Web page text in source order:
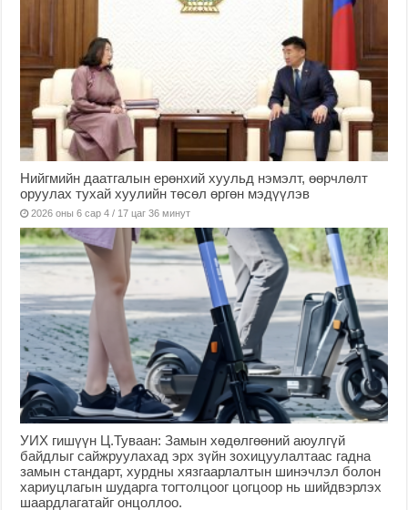
Нийгмийн даатгалын ерөнхий хуульд нэмэлт, өөрчлөлт
оруулах тухай хуулийн төсөл өргөн мэдүүлэв
2026 оны 6 сар 4 / 17 цаг 36 минут
УИХ гишүүн Ц.Туваан: Замын хөдөлгөөний аюулгүй
байдлыг сайжруулахад эрх зүйн зохицуулалтаас гадна
замын стандарт, хурдны хязгаарлалтын шинэчлэл болон
хариуцлагын шударга тогтолцоог цогцоор нь шийдвэрлэх
шаардлагатайг онцоллоо.